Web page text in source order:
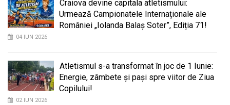
Craiova devine capitala atletismului:
Urmează Campionatele Internaționale ale
României „Iolanda Balaș Soter”, Ediția 71!
04 IUN 2026
Atletismul s-a transformat în joc de 1 Iunie:
Energie, zâmbete și pași spre viitor de Ziua
Copilului!
02 IUN 2026